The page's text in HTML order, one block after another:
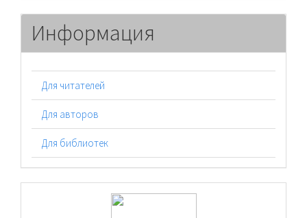
Информация
Для читателей
Для авторов
Для библиотек